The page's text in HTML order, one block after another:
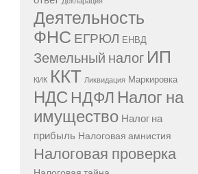
Деятельность
ФНС ЕГРЮЛ ЕНВД
Земельный налог ИП
КИК ККТ Ликвидация Маркировка
НДС НДФЛ Налог на
имущество Налог на
прибыль Налоговая амнистия
Налоговая проверка